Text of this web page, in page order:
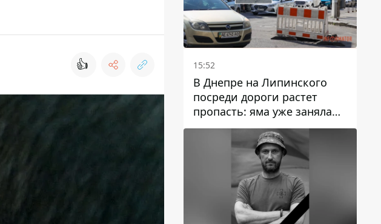
👍 15:52
В Днепре на Липинского
посреди дороги растет
пропасть: яма уже заняла
полосу движения